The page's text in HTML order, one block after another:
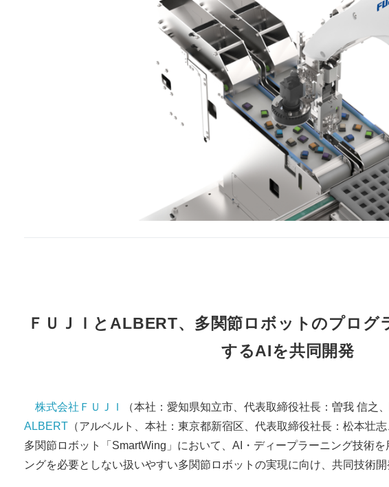
ＦＵＪＩとALBERT、多関節ロボットのプログ
するAIを共同開発
株式会社ＦＵＪＩ （本社：愛知県知立市、代表取締役社長：曽我 信之
ALBERT（アルベルト、本社：東京都新宿区、代表取締役社長：松本壮志
多関節ロボット「SmartWing」において、AI・ディープラーニング技術
ングを必要としない扱いやすい多関節ロボットの実現に向け、共同技術開